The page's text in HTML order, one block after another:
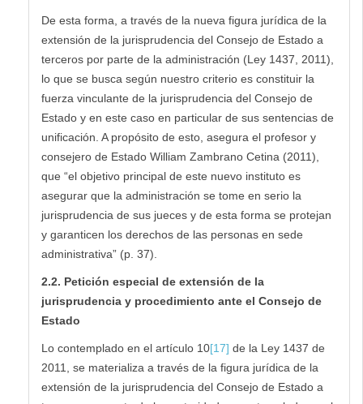
De esta forma, a través de la nueva figura jurídica de la
extensión de la jurisprudencia del Consejo de Estado a
terceros por parte de la administración (Ley 1437, 2011),
lo que se busca según nuestro criterio es constituir la
fuerza vinculante de la jurisprudencia del Consejo de
Estado y en este caso en particular de sus sentencias de
unificación. A propósito de esto, asegura el profesor y
consejero de Estado William Zambrano Cetina (2011),
que “el objetivo principal de este nuevo instituto es
asegurar que la administración se tome en serio la
jurisprudencia de sus jueces y de esta forma se protejan
y garanticen los derechos de las personas en sede
administrativa” (p. 37).
2.2. Petición especial de extensión de la
jurisprudencia y procedimiento ante el Consejo de
Estado
Lo contemplado en el artículo 10[17] de la Ley 1437 de
2011, se materializa a través de la figura jurídica de la
extensión de la jurisprudencia del Consejo de Estado a